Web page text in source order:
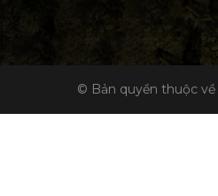
© Bản quyền thuộc về